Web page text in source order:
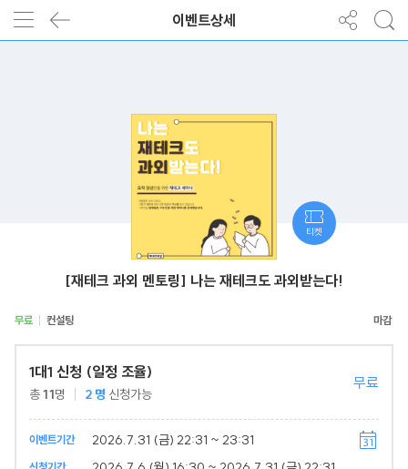
이벤트상세
[재테크 과외 멘토링] 나는 재테크도 과외받는다!
무료 컨설팅
1대1 신청 (일정 조율)
총11명 2 명 신청가능
무료
이벤트기간 2026.7.31 (금) 22:31 ~ 23:31
티켓